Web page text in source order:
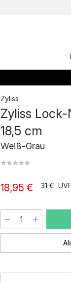
Zyliss
Zyliss
18,5 cm
Weiß-Grau
18,95 € 31 €